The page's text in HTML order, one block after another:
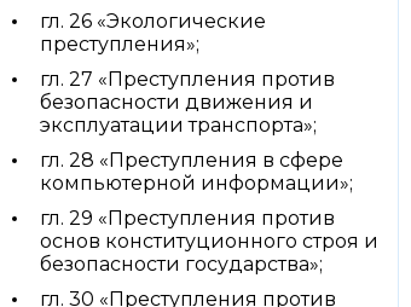
гл. 26 «Экологические
преступления»;
гл. 27 «Преступления против
безопасности движения и
эксплуатации транспорта»;
гл. 28 «Преступления в сфере
компьютерной информации»;
гл. 29 «Преступления против
основ конституционного строя и
безопасности государства»;
гл. 30 «Преступления против